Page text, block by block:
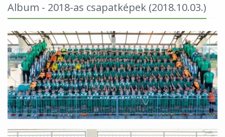
Album - 2018-as csapatképek (2018.10.03.)